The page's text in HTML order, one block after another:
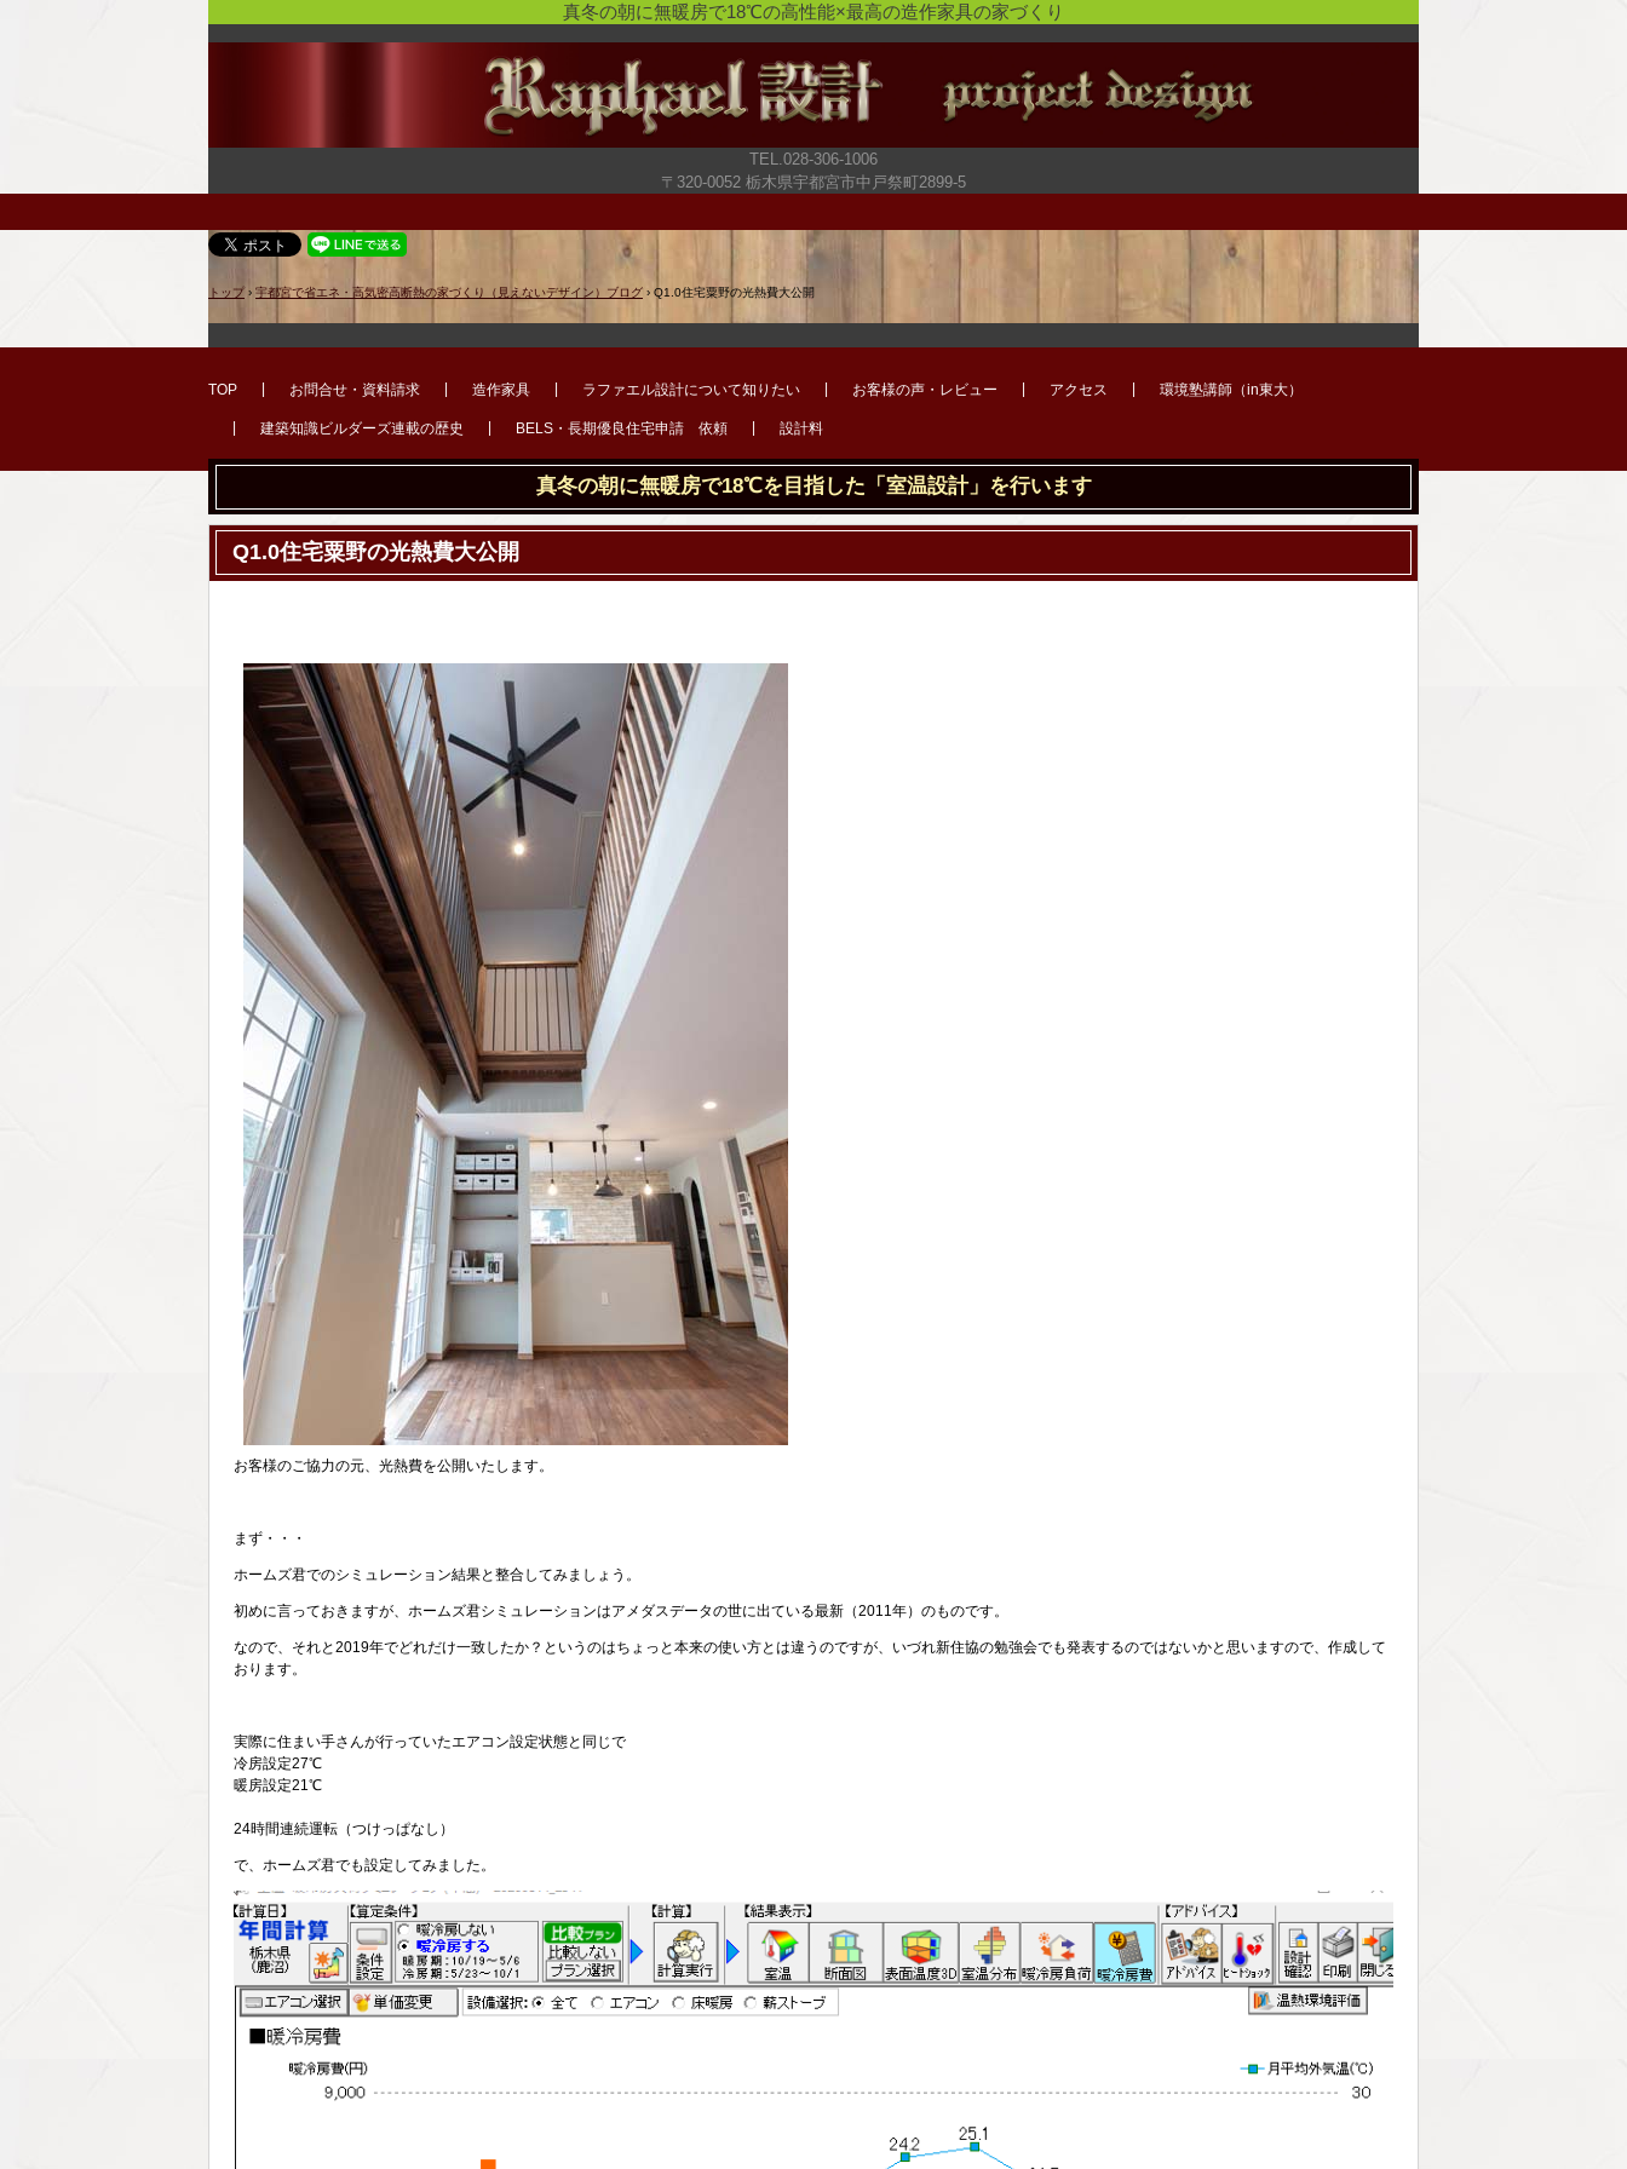
真冬の朝に無暖房で18℃の高性能×最高の造作家具の家づくり
TEL.028-306-1006
〒320-0052 栃木県宇都宮市中戸祭町2899-5
トップ › 宇都宮で省エネ・高気密高断熱の家づくり（見えないデザイン）ブログ › Q1.0住宅粟野の光熱費大公開
TOP お問合せ・資料請求 造作家具 ラファエル設計について知りたい お客様の声・レビュー アクセス 環境塾講師（in東大）
建築知識ビルダーズ連載の歴史 BELS・長期優良住宅申請 依頼 設計料
真冬の朝に無暖房で18℃を目指した「室温設計」を行います
Q1.0住宅粟野の光熱費大公開
お客様のご協力の元、光熱費を公開いたします。
まず・・・
ホームズ君でのシミュレーション結果と整合してみましょう。
初めに言っておきますが、ホームズ君シミュレーションはアメダスデータの世に出ている最新（2011年）のものです。
なので、それと2019年でどれだけ一致したか？というのはちょっと本来の使い方とは違うのですが、いづれ新住協の勉強会でも発表するのではないかと思いますので、作成して
おります。
実際に住まい手さんが行っていたエアコン設定状態と同じで
冷房設定27℃
暖房設定21℃
24時間連続運転（つけっぱなし）
で、ホームズ君でも設定してみました。